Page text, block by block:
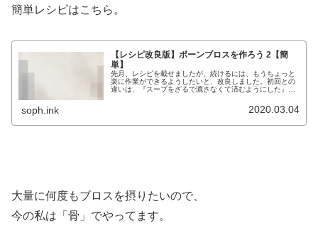
簡単レシピはこちら。
【レシピ改良版】ボーンブロスを作ろう 2【簡
単】
先月、レシピを載せましたが、続けるには、もうちょっと
楽に作業ができるようしたいと、改良しました。初回との
違いは、『スープをざるで漉さなくて済むようにした』こ
soph.ink 2020.03.04
大量に何度もブロスを摂りたいので、
今の私は「骨」でやってます。